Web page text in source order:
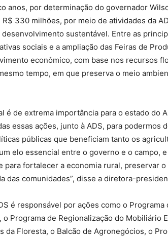
anos, por determinação do governador
330 milhões, por meio de atividades da
sustentável. Entre as
sociais e a ampliação das Feiras de
econômico, com base nos recursos
tempo, em que preserva o meio
é de extrema importância para o estado do
essas ações, junto à ADS, para podermos
públicas que beneficiam tanto os
elo essencial entre o governo e o campo,
para fortalecer a economia rural, preservar
das comunidades”, disse a diretora-
é responsável por ações como o
o Programa de Regionalização do Mobiliário
da Floresta, o Balcão de Agronegócios, o